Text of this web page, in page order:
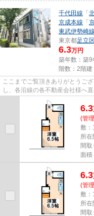
千代田線 「
京成本線 「
東武伊勢崎線
東京都足立区
6.3万円
築年数：築9
階数：2階建
ここまでご覧頂きありがとうご
し、各沿線の各不動産会社様へ
しております！最新の情報は...
6.3
(管
敷：
所
間取
面積
6.3
(管
敷：
所
間取